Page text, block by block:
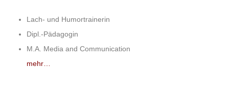
Lach- und Humortrainerin
Dipl.-Pädagogin
M.A. Media and Communication
mehr…